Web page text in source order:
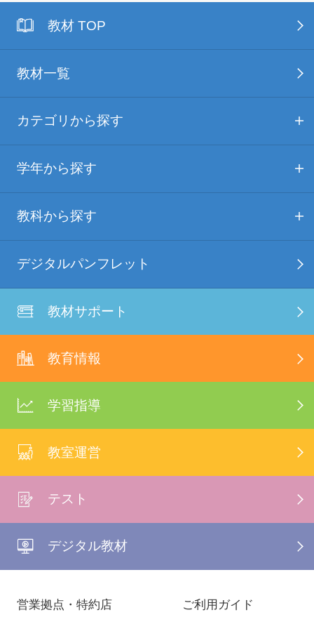
教材 TOP
教材一覧
カテゴリから探す
学年から探す
教科から探す
デジタルパンフレット
教材サポート
教育情報
学習指導
教室運営
テスト
デジタル教材
営業拠点・特約店
ご利用ガイド